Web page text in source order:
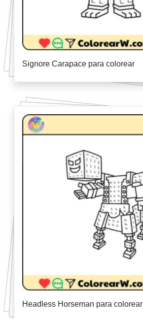
Signore Carapace para colorear
Headless Horseman para colorear